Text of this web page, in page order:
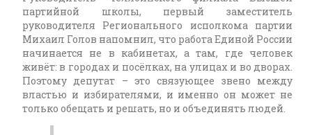
партийной школы, первый заместитель
руководителя Регионального исполкома партии
Михаил Голов напомнил, что работа Единой России
начинается не в кабинетах, а там, где человек
живёт: в городах и посёлках, на улицах и во дворах.
Поэтому депутат – это связующее звено между
властью и избирателями, и именно он может не
только обещать и решать, но и объединять людей.